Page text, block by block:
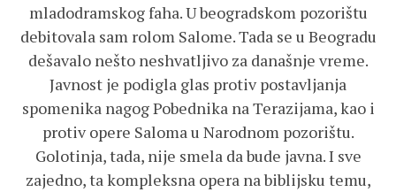
mladodramskog faha. U beogradskom pozorištu
debitovala sam rolom Salome. Tada se u Beogradu
dešavalo nešto neshvatljivo za današnje vreme.
Javnost je podigla glas protiv postavljanja
spomenika nagog Pobednika na Terazijama, kao i
protiv opere Saloma u Narodnom pozorištu.
Golotinja, tada, nije smela da bude javna. I sve
zajedno, ta kompleksna opera na biblijsku temu,